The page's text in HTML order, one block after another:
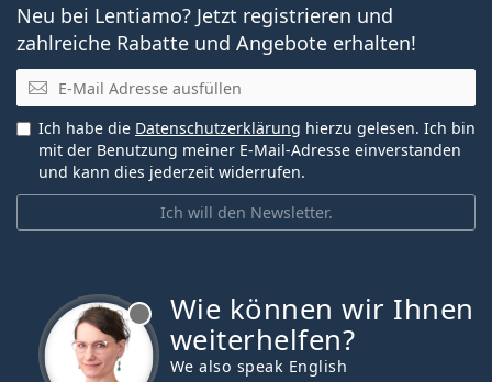
Neu bei Lentiamo? Jetzt registrieren und
zahlreiche Rabatte und Angebote erhalten!
E-Mail
Ich will den Newsletter.
Ich habe die Datenschutzerklärung hierzu gelesen. Ich bin
mit der Benutzung meiner E-Mail-Adresse einverstanden
und kann dies jederzeit widerrufen.
Wie können wir Ihnen
weiterhelfen?
We also speak English